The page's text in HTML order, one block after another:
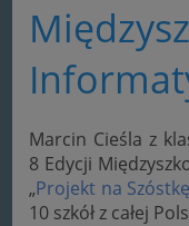
Marcin Cieśla z
8 Edycji
„Projekt na
10 szkół z całej